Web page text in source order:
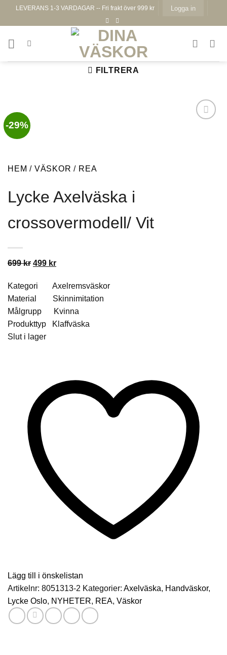
LEVERANS 1-3 VARDAGAR -- Fri frakt över 999 kr Logga in
FILTRERA
-29%
HEM / VÄSKOR / REA
Lycke Axelväska i
crossovermodell/ Vit
699kr Det
priset
var:
699 kr.
499 krDet
priset
är:
499 kr.
Kategori Axelremsväskor
Material Skinnimitation
Målgrupp Kvinna
Produkttyp Klaffväska
Slut i lager
Lägg till i önskelistan
Artikelnr: 8051313-2 Kategorier: Axelväska, Handväskor,
Lycke Oslo, NYHETER, REA, Väskor